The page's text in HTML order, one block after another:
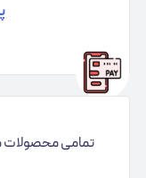
تمامی محصولات